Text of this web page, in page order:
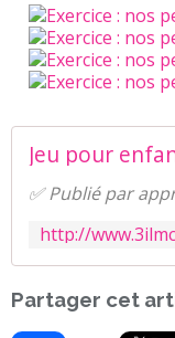
✅ Publié par
Partager cet